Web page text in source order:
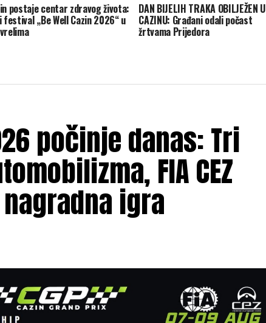
postaje centar zdravog života:
festival „Be Well Cazin 2026“ u
DAN BIJELIH TRAKA OBILJEŽEN U
CAZINU: Građani odali počast
žrtvama Prijedora
počinje danas: Tri
FIA CEZ
igra